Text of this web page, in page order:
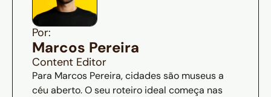
Por:
Marcos Pereira
Content Editor
Para Marcos Pereira, cidades são museus a
céu aberto. O seu roteiro ideal começa nas